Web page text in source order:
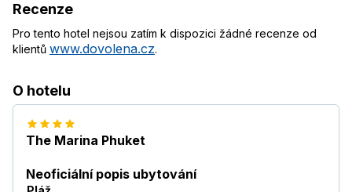
Recenze
Pro tento hotel nejsou zatím k dispozici žádné recenze od
klientů www.dovolena.cz.
O hotelu
The Marina Phuket
Neoficiální popis ubytování